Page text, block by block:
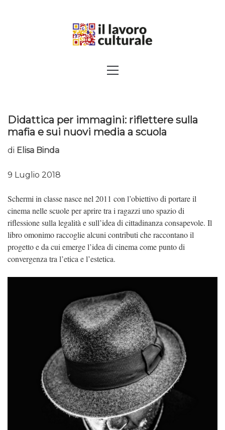
SAPERI, AFFACCIARSI SUL
Menu
Didattica per immagini: riflettere sulla
mafia e sui nuovi media a scuola
di Elisa Binda
9 Luglio 2018
Schermi in classe nasce nel 2011 con l’obiettivo di portare il
cinema nelle scuole per aprire tra i ragazzi uno spazio di
riflessione sulla legalità e sull’idea di cittadinanza consapevole. Il
libro omonimo raccoglie alcuni contributi che raccontano il
progetto e da cui emerge l’idea di cinema come punto di
convergenza tra l’etica e l’estetica.